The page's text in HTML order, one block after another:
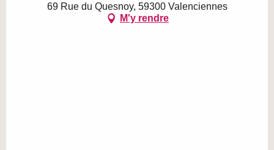
69 Rue du Quesnoy, 59300 Valenciennes
M'y rendre